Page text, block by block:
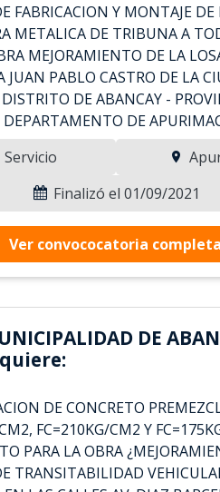
FABRICACION Y MONTAJE DE
METALICA DE TRIBUNA A
MEJORAMIENTO DE LA
JUAN PABLO CASTRO DE LA
DE ABANCAY -
DE
Servicio
Finalizó el 01/09/2021
Ver convococatoria completa
DE
DE CONCRETO
FC=210KG/CM2 Y
PARA LA OBRA
TRANSITABILIDAD